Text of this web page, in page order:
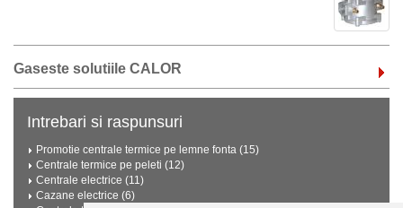
Gaseste solutiile CALOR
Intrebari si raspunsuri
Promotie centrale termice pe lemne fonta (15)
Centrale termice pe peleti (12)
Centrale electrice (11)
Cazane electrice (6)